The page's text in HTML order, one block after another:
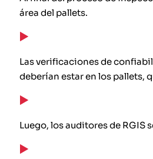
área del pallets.
Las verificaciones de
deberían estar en los pallets,
Luego, los auditores de RGIS